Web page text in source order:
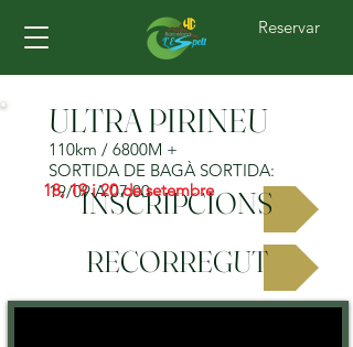
Reservar
ULTRA PIRINEU
110km / 6800M +
SORTIDA DE BAGÀ SORTIDA:
19/09 A 07:00
INSCRIPCIONS
18, 19 i 20 de setembre
RECORREGUT